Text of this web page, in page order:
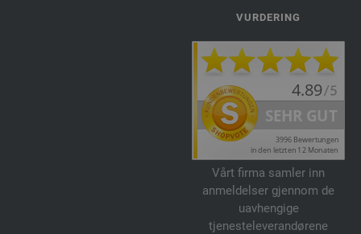
VURDERING
Vårt firma samler inn
anmeldelser gjennom de
uavhengige
tjenesteleverandørene